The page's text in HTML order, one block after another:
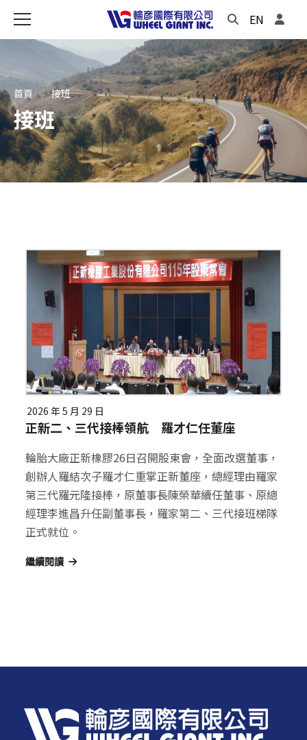
EN
首頁 接班
接班
2026 年 5 月 29 日
正新二、三代接棒領航 羅才仁任董座
輪胎大廠正新橡膠26日召開股東會，全面改選董事，
創辦人羅結次子羅才仁重掌正新董座，總經理由羅家
第三代羅元隆接棒，原董事長陳榮華續任董事、原總
經理李進昌升任副董事長，羅家第二、三代接班梯隊
正式就位。
繼續閱讀